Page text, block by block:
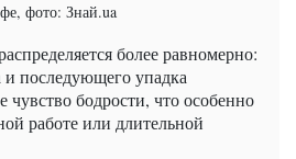
фото: Знай.ua
более равномерно:
и последующего упадка
чувство бодрости, что особенно
работе или длительной